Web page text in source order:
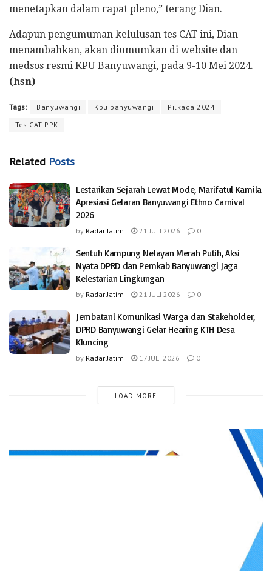
menetapkan dalam rapat pleno,” terang Dian.
Adapun pengumuman kelulusan tes CAT ini, Dian
menambahkan, akan diumumkan di website dan
medsos resmi KPU Banyuwangi, pada 9-10 Mei 2024.
(hsn)
Tags: Banyuwangi Kpu banyuwangi
Pilkada 2024
Tes CAT PPK
Related Posts
Lestarikan Sejarah Lewat Mode, Marifatul Kamila
Apresiasi Gelaran Banyuwangi Ethno Carnival
2026
by Radar Jatim 21 JULI 2026 0
Sentuh Kampung Nelayan Merah Putih, Aksi
Nyata DPRD dan Pemkab Banyuwangi Jaga
Kelestarian Lingkungan
by Radar Jatim 21 JULI 2026 0
Jembatani Komunikasi Warga dan Stakeholder,
DPRD Banyuwangi Gelar Hearing KTH Desa
Kluncing
by Radar Jatim 17 JULI 2026 0
LOAD MORE